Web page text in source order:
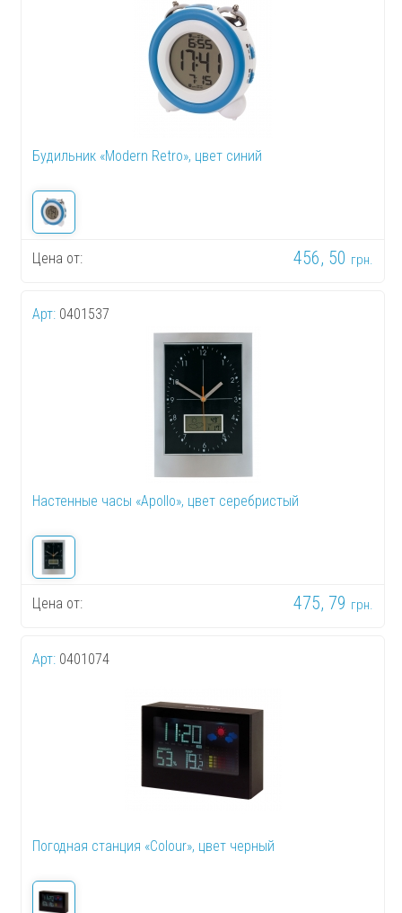
Будильник «Modern Retro», цвет синий
Цена от: 456, 50 грн.
Арт: 0401537
Настенные часы «Apollo», цвет серебристый
Цена от: 475, 79 грн.
Арт: 0401074
Погодная станция «Colour», цвет черный